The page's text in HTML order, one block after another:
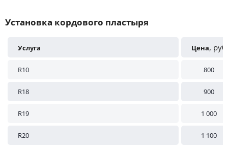
Установка кордового пластыря
Услуга Цена, руб
R10 800
R18 900
R19 1 000
R20 1 100